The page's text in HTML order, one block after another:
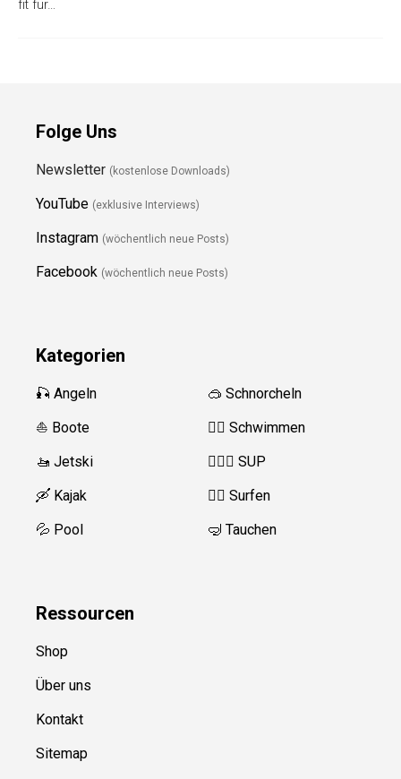
fit für…
Folge Uns
Newsletter (kostenlose Downloads)
YouTube (exklusive Interviews)
Instagram (wöchentlich neue Posts)
Facebook (wöchentlich neue Posts)
Kategorien
🎣 Angeln
⛵️ Boote
🚤 Jetski
🛶 Kajak
💦 Pool
🥽 Schnorcheln
🏊‍♂️ Schwimmen
🏄‍♀️🛶 SUP
🏄‍♂️ Surfen
🤿 Tauchen
Ressourcen
Shop
Über uns
Kontakt
Sitemap